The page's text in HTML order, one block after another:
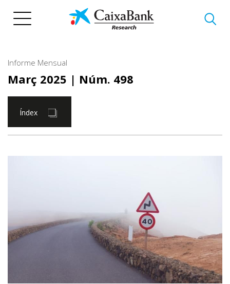
Informe Mensual
Març 2025 | Núm. 498
Índex